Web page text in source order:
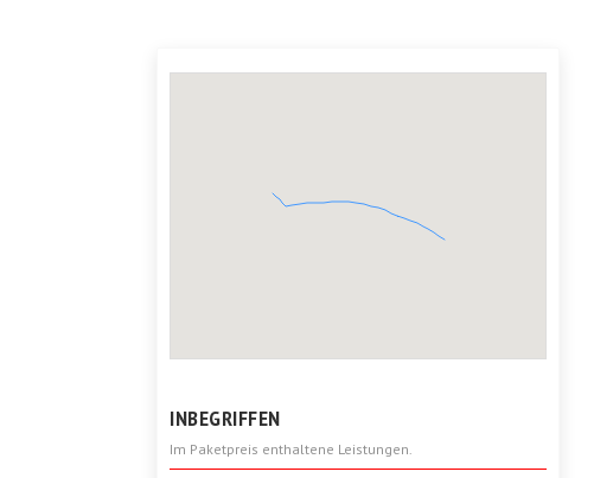
INBEGRIFFEN
Im Paketpreis enthaltene Leistungen.